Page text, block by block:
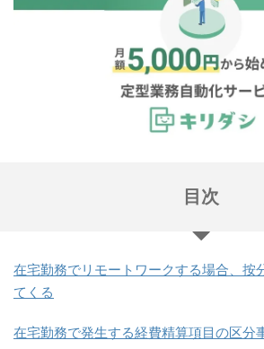
目次
在宅勤務でリモートワークする場合、按
てくる
在宅勤務で発生する経費精算項目の区分